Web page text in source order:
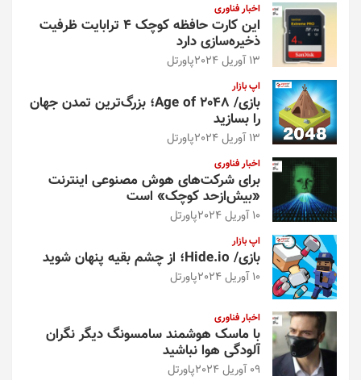
اخبار فناوری
این کارت حافظه کوچک ۴ ترابایت ظرفیت
ذخیره‌سازی دارد
13 آوریل 2024 پاورتل
اپ بازار
بازی/ Age of 2048؛ بزرگ‌ترین تمدن جهان
را بسازید
13 آوریل 2024 پاورتل
اخبار فناوری
برای شرکت‌های هوش مصنوعی اینترنت
«بیش‌از‌حد کوچک» است
10 آوریل 2024 پاورتل
اپ بازار
بازی/ Hide.io؛ از چشم بقیه پنهان شوید
10 آوریل 2024 پاورتل
اخبار فناوری
با ماسک هوشمند سامسونگ دیگر نگران
آلودگی هوا نباشید
09 آوریل 2024 پاورتل